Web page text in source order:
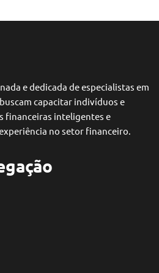
e dedicada de especialistas em
capacitar indivíduos e
financeiras inteligentes e
no setor financeiro.